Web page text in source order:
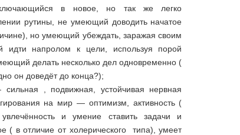
в новое, но так же легко
рутины, не умеющий доводить начатое
но умеющий убеждать, заражая своим
идти напролом к цели, используя порой
делать несколько дел одновременно (
он доведёт до конца?);
, подвижная, устойчивая нервная
на мир — оптимизм, активность (
и умение ставить задачи и
( в отличие от холерического типа), умеет